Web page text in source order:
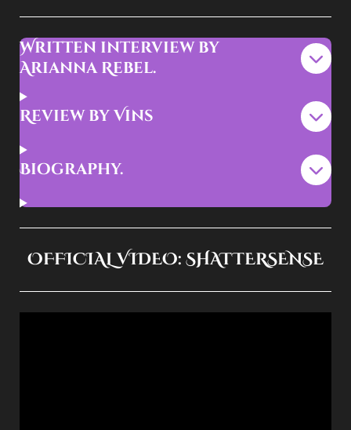
Written interview by
Arianna Rebel.
Review by Vins
Biography.
OFFICIAL VIDEO: SHATTERSENSE